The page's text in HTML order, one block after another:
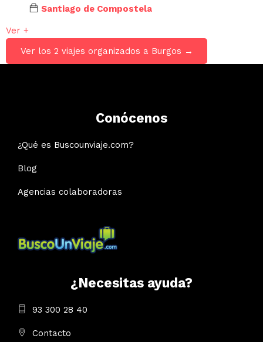
Santiago de Compostela
Ver +
Ver los 2 viajes organizados a Burgos →
Conócenos
¿Qué es Buscounviaje.com?
Blog
Agencias colaboradoras
¿Necesitas ayuda?
93 300 28 40
Contacto